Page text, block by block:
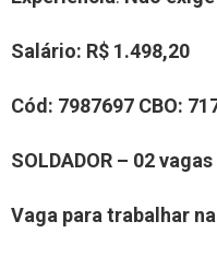
Salário: R$ 1.498,20
Cód: 7987697 CBO:
SOLDADOR – 02 vagas
Vaga para trabalhar